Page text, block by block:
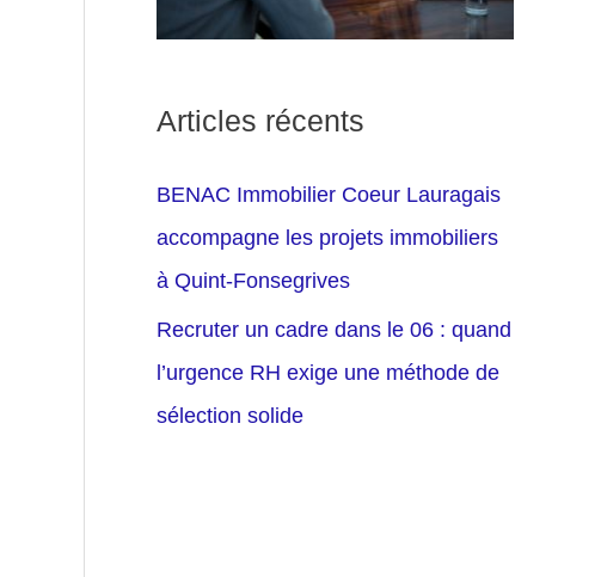
Articles récents
BENAC Immobilier Coeur Lauragais
accompagne les projets immobiliers
à Quint-Fonsegrives
Recruter un cadre dans le 06 : quand
l’urgence RH exige une méthode de
sélection solide